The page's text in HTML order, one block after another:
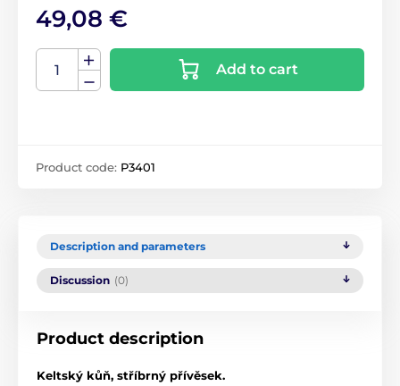
49,08 €
Add to cart
Product code: P3401
Description and parameters
Discussion (0)
Product description
Keltský kůň, stříbrný přívěsek.